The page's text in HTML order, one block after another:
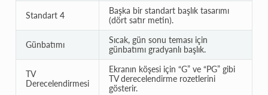
Standart 4
Başka bir standart başlık tasarımı
(dört satır metin).
Günbatımı
Sıcak, gün sonu teması için
günbatımı gradyanlı başlık.
TV
Derecelendirmesi
Ekranın köşesi için “G” ve “PG” gibi
TV derecelendirme rozetlerini
gösterir.